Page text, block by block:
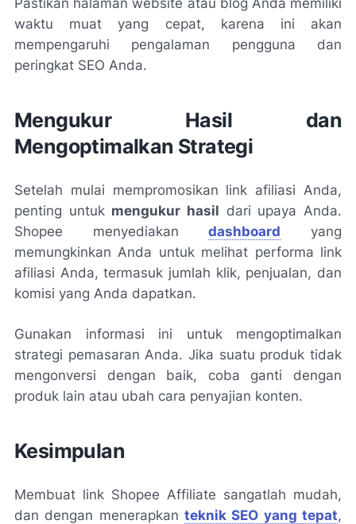
waktu muat yang cepat, karena ini akan
mempengaruhi pengalaman pengguna dan
peringkat SEO Anda.
Mengukur Hasil dan
Mengoptimalkan Strategi
Setelah mulai mempromosikan link afiliasi Anda,
penting untuk mengukur hasil dari upaya Anda.
Shopee menyediakandashboard yang
memungkinkan Anda untuk melihat performa link
afiliasi Anda, termasuk jumlah klik, penjualan, dan
komisi yang Anda dapatkan.
Gunakan informasi ini untuk mengoptimalkan
strategi pemasaran Anda. Jika suatu produk tidak
mengonversi dengan baik, coba ganti dengan
produk lain atau ubah cara penyajian konten.
Kesimpulan
Membuat link Shopee Affiliate sangatlah mudah,
dan dengan menerapkan teknik SEO yang tepat,